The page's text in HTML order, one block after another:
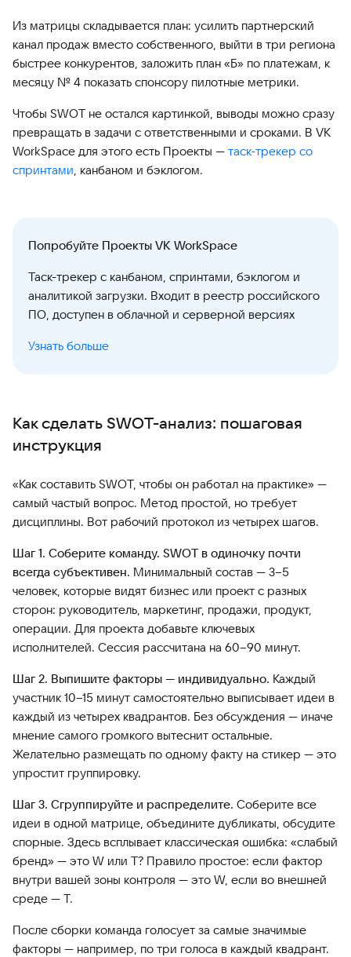
Из матрицы складывается план: усилить партнерский
канал продаж вместо собственного, выйти в три региона
быстрее конкурентов, заложить план «Б» по платежам, к
месяцу № 4 показать спонсору пилотные метрики.
Чтобы SWOT не остался картинкой, выводы можно сразу
превращать в задачи с ответственными и сроками. В VK
WorkSpace для этого есть Проекты — таск-трекер со
спринтами , канбаном и бэклогом.
Попробуйте Проекты VK WorkSpace
Таск-трекер с канбаном, спринтами, бэклогом и
аналитикой загрузки. Входит в реестр российского
ПО, доступен в облачной и серверной версиях
Узнать больше
Как сделать SWOT-анализ: пошаговая
инструкция
«Как составить SWOT, чтобы он работал на практике» —
самый частый вопрос. Метод простой, но требует
дисциплины. Вот рабочий протокол из четырех шагов.
Шаг 1. Соберите команду. SWOT в одиночку почти
всегда субъективен. Минимальный состав — 3–5
человек, которые видят бизнес или проект с разных
сторон: руководитель, маркетинг, продажи, продукт,
операции. Для проекта добавьте ключевых
исполнителей. Сессия рассчитана на 60–90 минут.
Шаг 2. Выпишите факторы — индивидуально. Каждый
участник 10–15 минут самостоятельно выписывает идеи в
каждый из четырех квадрантов. Без обсуждения — иначе
мнение самого громкого вытеснит остальные.
Желательно размещать по одному факту на стикер — это
упростит группировку.
Шаг 3. Сгруппируйте и распределите. Соберите все
идеи в одной матрице, объедините дубликаты, обсудите
спорные. Здесь всплывает классическая ошибка: «слабый
бренд» — это W или T? Правило простое: если фактор
внутри вашей зоны контроля — это W, если во внешней
среде — T.
После сборки команда голосует за самые значимые
факторы — например, по три голоса в каждый квадрант.